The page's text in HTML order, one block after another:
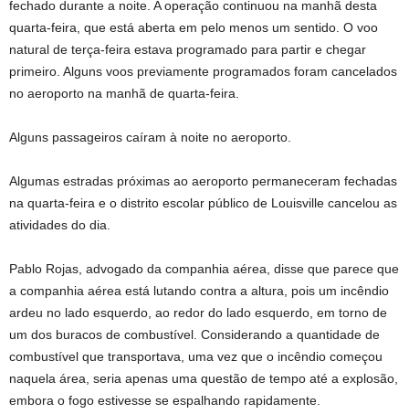
fechado durante a noite. A operação continuou na manhã desta
quarta-feira, que está aberta em pelo menos um sentido. O voo
natural de terça-feira estava programado para partir e chegar
primeiro. Alguns voos previamente programados foram cancelados
no aeroporto na manhã de quarta-feira.
Alguns passageiros caíram à noite no aeroporto.
Algumas estradas próximas ao aeroporto permaneceram fechadas
na quarta-feira e o distrito escolar público de Louisville cancelou as
atividades do dia.
Pablo Rojas, advogado da companhia aérea, disse que parece que
a companhia aérea está lutando contra a altura, pois um incêndio
ardeu no lado esquerdo, ao redor do lado esquerdo, em torno de
um dos buracos de combustível. Considerando a quantidade de
combustível que transportava, uma vez que o incêndio começou
naquela área, seria apenas uma questão de tempo até a explosão,
embora o fogo estivesse se espalhando rapidamente.